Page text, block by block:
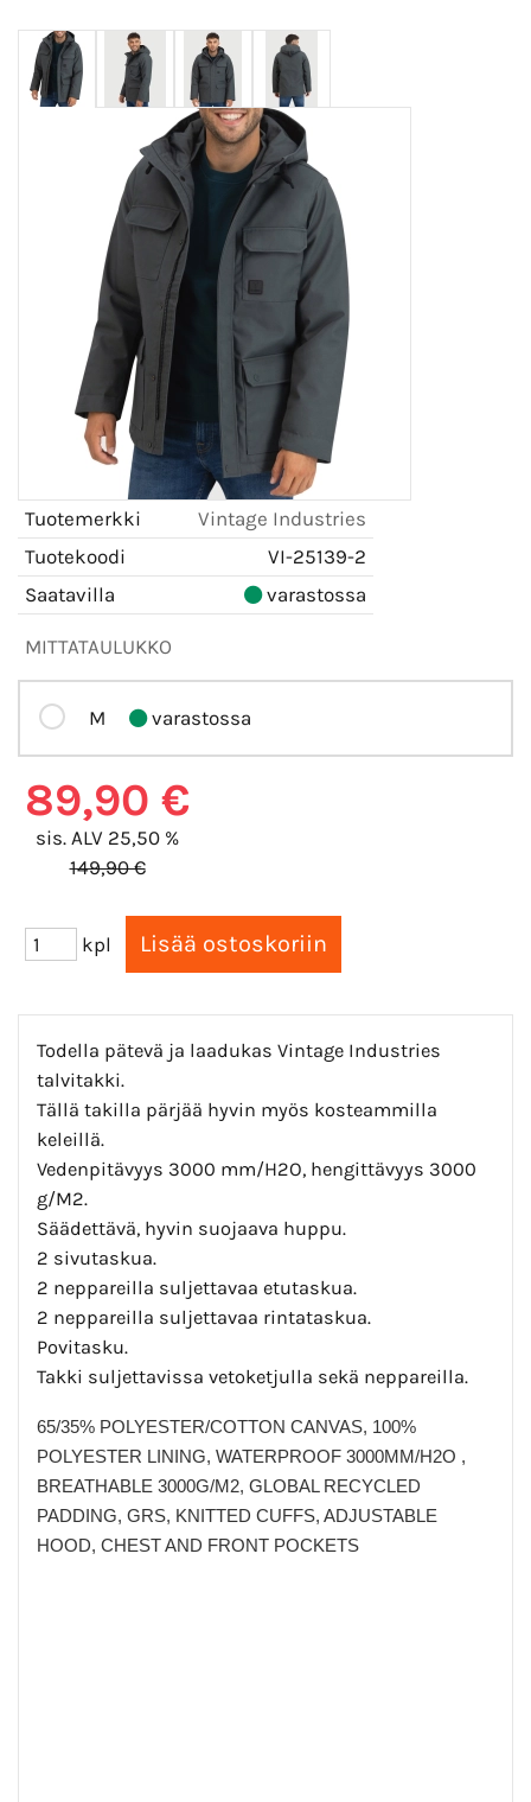
Tuotemerkki
Vintage Industries
Tuotekoodi
VI-25139-2
Saatavilla
varastossa
MITTATAULUKKO
M varastossa
89,90 €
sis. ALV 25,50 %
149,90 €
kpl
Todella pätevä ja laadukas Vintage Industries
talvitakki.
Tällä takilla pärjää hyvin myös kosteammilla
keleillä.
Vedenpitävyys 3000 mm/H2O, hengittävyys 3000
g/M2.
Säädettävä, hyvin suojaava huppu.
2 sivutaskua.
2 neppareilla suljettavaa etutaskua.
2 neppareilla suljettavaa rintataskua.
Povitasku.
Takki suljettavissa vetoketjulla sekä neppareilla.
65/35% POLYESTER/COTTON CANVAS, 100%
POLYESTER LINING, WATERPROOF 3000MM/H2O ,
BREATHABLE 3000G/M2, GLOBAL RECYCLED
PADDING, GRS, KNITTED CUFFS, ADJUSTABLE
HOOD, CHEST AND FRONT POCKETS